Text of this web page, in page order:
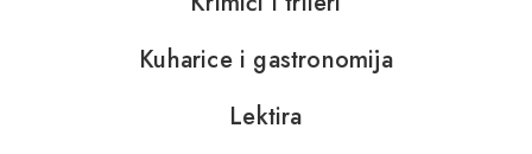
Kuharice i gastronomija
Lektira